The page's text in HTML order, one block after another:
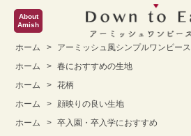
About
Amish
ホーム >
アーミッシュ風シンプルワンピース
ホーム
> 春におすすめの生地
ホーム
> 花柄
ホーム
>
顔映りの良い生地
ホーム
> 卒入園・卒入学におすすめ